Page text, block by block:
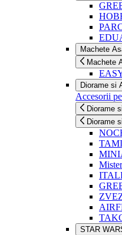
Machete
Machete
Diorame si
Accesorii
Diorame
Diorame
STAR